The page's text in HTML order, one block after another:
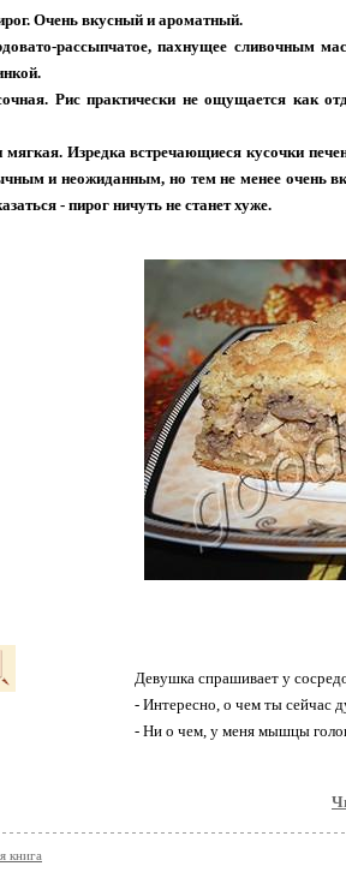
Очень вкусный и ароматный.
рассыпчатое, пахнущее сливочным
Рис практически не ощущается как
Изредка встречающиеся кусочки
и неожиданным, но тем не менее очень
- пирог ничуть не станет хуже.
Девушка спрашивает у
- Интересно, о чем ты сейчас
- Ни о чем, у меня мышцы
книга